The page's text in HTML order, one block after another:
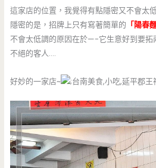
這家店的位置，我覺得有點隱密又不會太
隱密的是，招牌上只有寫著簡單的 「陽春
不會太低調的原因在於—-它生意好到要拓
不絕的客人….
好妙的一家店~